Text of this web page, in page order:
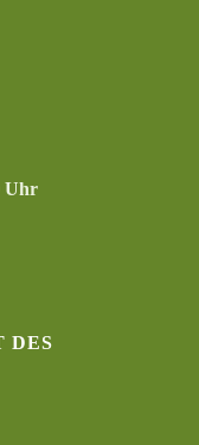
Uhr
DES